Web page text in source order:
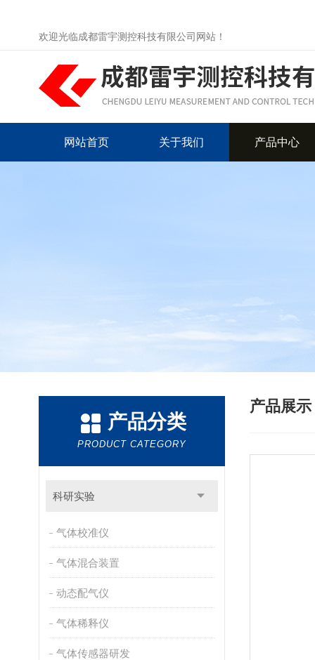
欢迎光临成都雷宇测控科技有限公司网站！
网站首页 关于我们 产品中心
产品分类
PRODUCT CATEGORY
科研实验
气体校准仪
气体混合装置
动态配气仪
气体稀释仪
气体传感器研发
产品展示